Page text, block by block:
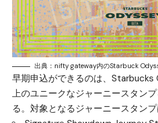
出典：nifty gateway内のStarbuck
早期申込ができるのは、
上のユニークなジャーニースタン
る。対象となるジャーニースタンプ